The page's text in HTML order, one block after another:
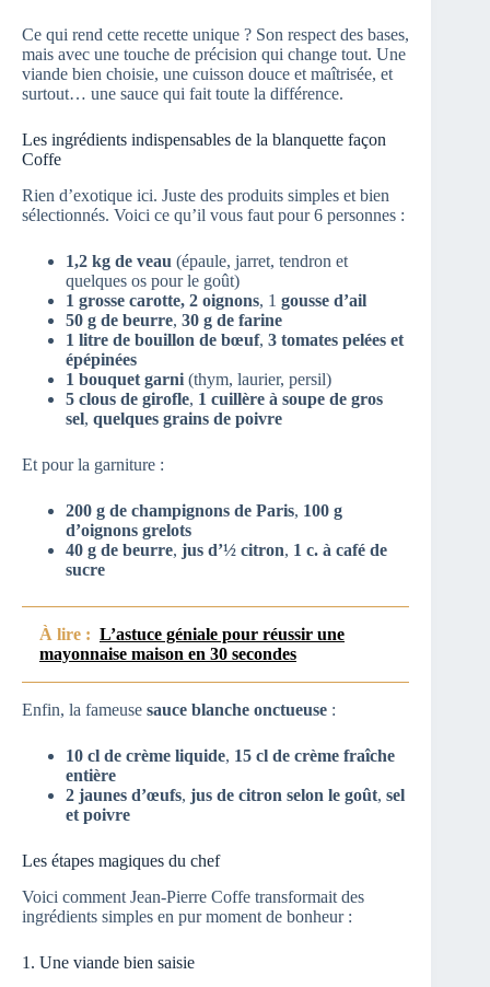
Ce qui rend cette recette unique ? Son respect des bases,
mais avec une touche de précision qui change tout. Une
viande bien choisie, une cuisson douce et maîtrisée, et
surtout… une sauce qui fait toute la différence.
Les ingrédients indispensables de la blanquette façon
Coffe
Rien d’exotique ici. Juste des produits simples et bien
sélectionnés. Voici ce qu’il vous faut pour 6 personnes :
1,2 kg de veau (épaule, jarret, tendron et
quelques os pour le goût)
1 grosse carotte, 2 oignons, 1 gousse d’ail
50 g de beurre, 30 g de farine
1 litre de bouillon de bœuf, 3 tomates pelées et
épépinées
1 bouquet garni (thym, laurier, persil)
5 clous de girofle, 1 cuillère à soupe de gros
sel, quelques grains de poivre
Et pour la garniture :
200 g de champignons de Paris, 100 g
d’oignons grelots
40 g de beurre, jus d’½ citron, 1 c. à café de
sucre
À lire : L’astuce géniale pour réussir une
mayonnaise maison en 30 secondes
Enfin, la fameuse sauce blanche onctueuse :
10 cl de crème liquide, 15 cl de crème fraîche
entière
2 jaunes d’œufs, jus de citron selon le goût, sel
et poivre
Les étapes magiques du chef
Voici comment Jean-Pierre Coffe transformait des
ingrédients simples en pur moment de bonheur :
1. Une viande bien saisie